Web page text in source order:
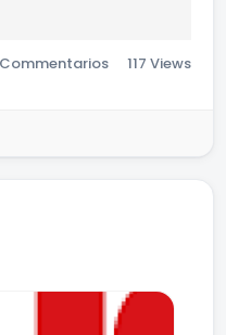
Commentarios 117 Views